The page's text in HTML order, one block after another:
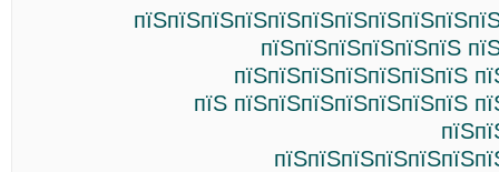
пїЅпїЅпїЅпїЅпїЅпїЅ
пїЅпїЅпїЅпїЅпїЅпїЅпїЅ
пїЅ пїЅпїЅпїЅпїЅпїЅпїЅпїЅ